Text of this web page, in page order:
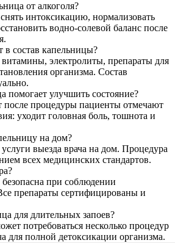
от алкоголя?
интоксикацию, нормализовать
водно-солевой баланс после
в состав капельницы?
электролиты, препараты для
организма. Состав
помогает улучшить состояние?
после процедуры пациенты отмечают
уходит головная боль, тошнота и
на дом?
выезда врача на дом. Процедура
всех медицинских стандартов.
при соблюдении
препараты сертифицированы и
для длительных запоев?
потребоваться несколько процедур
для полной детоксикации организма.